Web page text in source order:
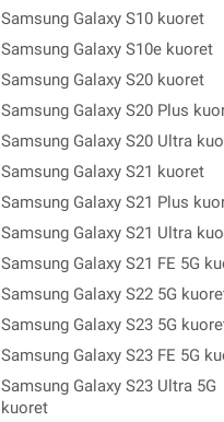
Samsung Galaxy S10 kuoret
Samsung Galaxy S10e kuoret
Samsung Galaxy S20 kuoret
Samsung Galaxy S20 Plus
Samsung Galaxy S20 Ultra
Samsung Galaxy S21 kuoret
Samsung Galaxy S21 Plus
Samsung Galaxy S21 Ultra
Samsung Galaxy S21 FE 5G
Samsung Galaxy S22 5G
Samsung Galaxy S23 5G
Samsung Galaxy S23 FE 5G
Samsung Galaxy S23 Ultra 5G
kuoret